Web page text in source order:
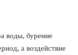
воды, бурение
а воздействие